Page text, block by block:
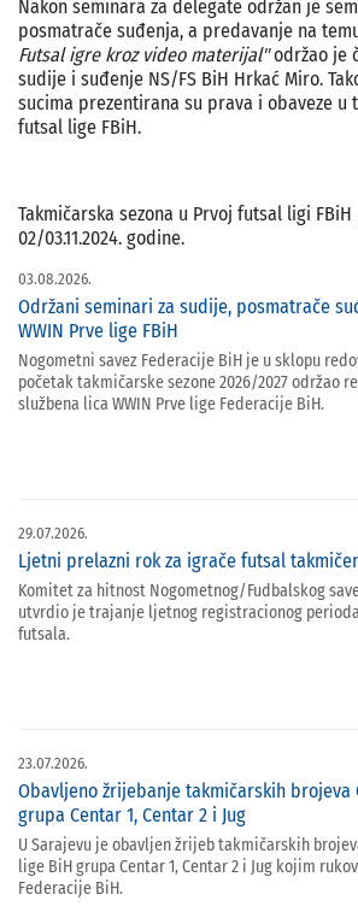
Nakon seminara za delegate održan je
posmatrače suđenja, a predavanje na
Futsal igre kroz video materijal"održao je
sudije i suđenje NS/FS BiH Hrkać Miro.
sucima prezentirana su prava i obaveze u
futsal lige FBiH.
Takmičarska sezona u Prvoj futsal ligi
02/03.11.2024. godine.
03.08.2026.
Održani seminari za sudije, posmatrače
WWIN Prve lige FBiH
Nogometni savez Federacije BiH je u sklopu
početak takmičarske sezone 2026/2027 održao
službena lica WWIN Prve lige Federacije BiH.
29.07.2026.
Ljetni prelazni rok za igrače futsal
Komitet za hitnost Nogometnog/Fudbalskog
utvrdio je trajanje ljetnog registracionog
futsala.
23.07.2026.
Obavljeno žrijebanje takmičarskih brojeva
grupa Centar 1, Centar 2 i Jug
U Sarajevu je obavljen žrijeb takmičarskih
lige BiH grupa Centar 1, Centar 2 i Jug kojim
Federacije BiH.